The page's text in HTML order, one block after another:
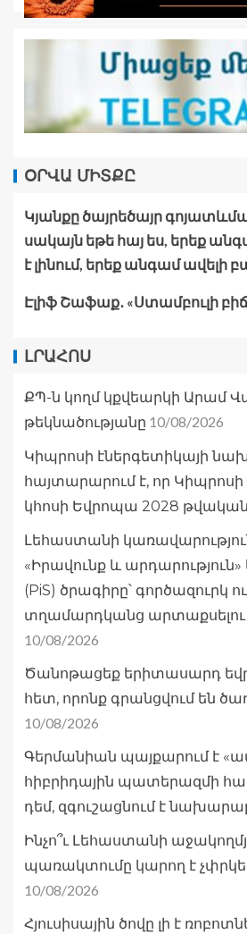
ՕՐՎԱ ՄԻՏՔԸ
Կյանքը ծայրեծայր
սակայն եթե հայ ես, երեք
է լինում, երեք անգամ ավելի
Էլիֆ Շաֆաք․ «Ստամբուլի
ԼՐԱՀՈՍ
ՔՊ-ն կողմ կքվեարկի Արամ
թեկնածությանը 10/08/2026
Կիպրոսի էներգետիկայի
հայտարարում է, որ
կհոսի Եվրոպա 2028
Լեհաստանի
«Իրավունք և արդարություն»
(PiS) ծրագիրը՝ գործազուրկ
տղամարդկանց արտաքսելու
10/08/2026
Ծանոթացեք երիտասարդ
հետ, որոնք գրանցվում են
10/08/2026
Գերմանիան պայքարում է
հիբրիդային պատերազմի
դեմ, զգուշացնում է
Ինչո՞ւ Լեհաստանի
պառակտումը կարող է
10/08/2026
Հյուսիսային ծովը լի է